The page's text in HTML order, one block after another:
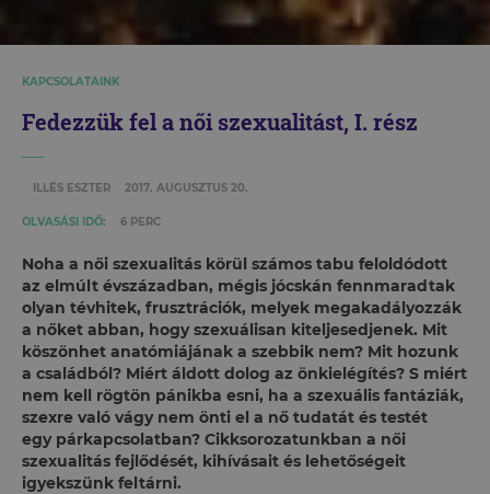
KAPCSOLATAINK
Fedezzük fel a női szexualitást, I. rész
ILLÉS ESZTER 2017. AUGUSZTUS 20.
OLVASÁSI IDŐ: 6 PERC
Noha a női szexualitás körül számos tabu feloldódott
az elmúlt évszázadban, mégis jócskán fennmaradtak
olyan tévhitek, frusztrációk, melyek megakadályozzák
a nőket abban, hogy szexuálisan kiteljesedjenek. Mit
köszönhet anatómiájának a szebbik nem? Mit hozunk
a családból? Miért áldott dolog az önkielégítés? S miért
nem kell rögtön pánikba esni, ha a szexuális fantáziák,
szexre való vágy nem önti el a nő tudatát és testét
egy párkapcsolatban? Cikksorozatunkban a női
szexualitás fejlődését, kihívásait és lehetőségeit
igyekszünk feltárni.